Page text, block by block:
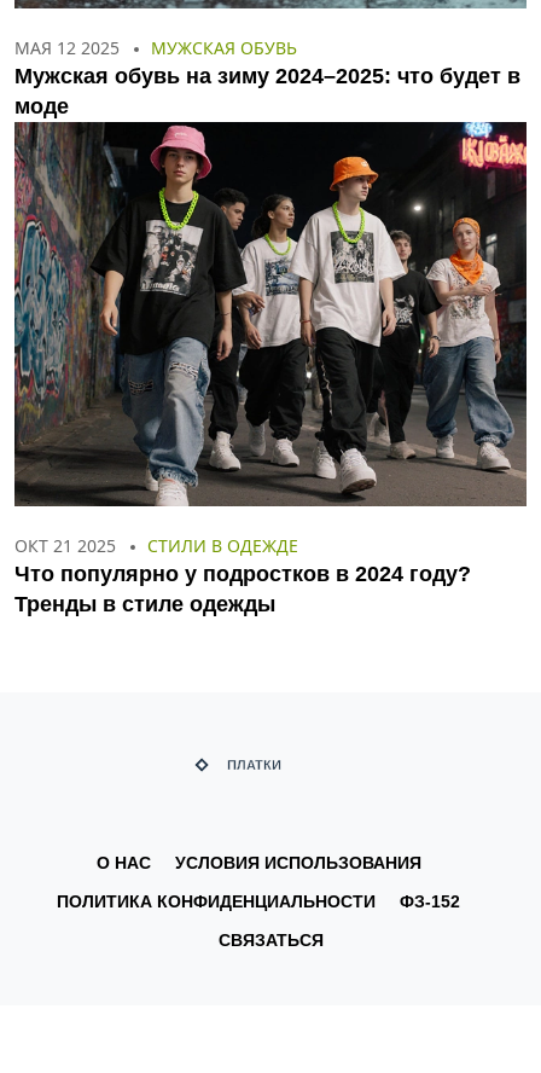
МАЯ 12 2025 МУЖСКАЯ ОБУВЬ
Мужская обувь на зиму 2024–2025: что будет в
моде
ОКТ 21 2025 СТИЛИ В ОДЕЖДЕ
Что популярно у подростков в 2024 году?
Тренды в стиле одежды
О НАС
УСЛОВИЯ ИСПОЛЬЗОВАНИЯ
ПОЛИТИКА КОНФИДЕНЦИАЛЬНОСТИ
ФЗ-152
СВЯЗАТЬСЯ